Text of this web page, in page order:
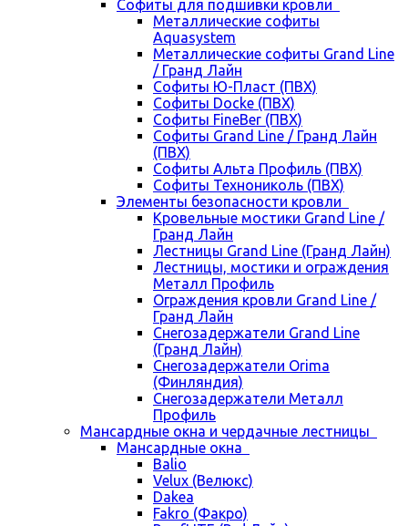
Cофиты для подшивки кровли
Металлические софиты
Aquasystem
Металлические софиты Grand Line
/ Гранд Лайн
Софиты Ю-Пласт (ПВХ)
Софиты Docke (ПВХ)
Софиты FineBer (ПВХ)
Софиты Grand Line / Гранд Лайн
(ПВХ)
Софиты Альта Профиль (ПВХ)
Софиты Технониколь (ПВХ)
Элементы безопасности кровли
Кровельные мостики Grand Line /
Гранд Лайн
Лестницы Grand Line (Гранд Лайн)
Лестницы, мостики и ограждения
Металл Профиль
Ограждения кровли Grand Line /
Гранд Лайн
Снегозадержатели Grand Line
(Гранд Лайн)
Снегозадержатели Orima
(Финляндия)
Снегозадержатели Металл
Профиль
Мансардные окна и чердачные лестницы
Мансардные окна
Balio
Velux (Велюкс)
Dakea
Fakro (Факро)